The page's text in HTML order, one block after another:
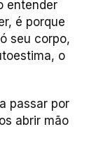
entender
é porque
seu corpo,
o
passar por
abrir mão